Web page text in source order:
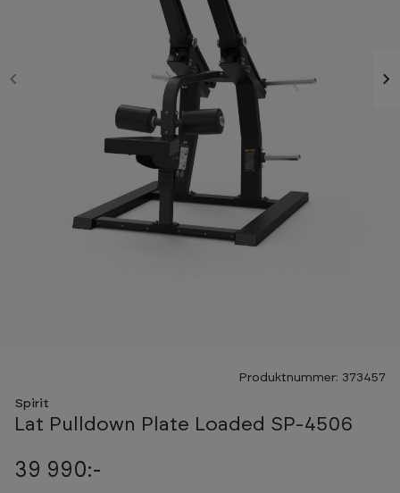
Produktnummer: 373457
Spirit
Lat Pulldown Plate Loaded SP-4506
39 990:-